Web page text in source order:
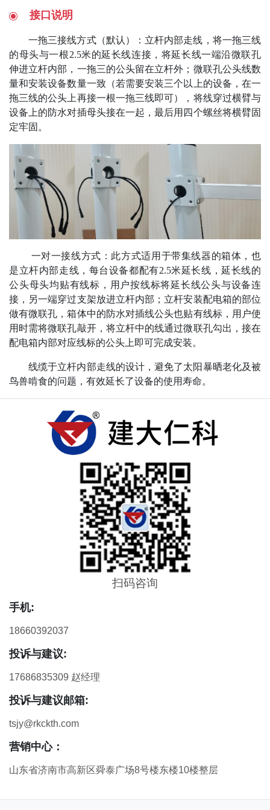
接口说明
一拖三接线方式（默认）：立杆内部走线，将一拖三线
的母头与一根2.5米的延长线连接，将延长线一端沿微联孔
伸进立杆内部，一拖三的公头留在立杆外；微联孔公头线数
量和安装设备数量一致（若需要安装三个以上的设备，在一
拖三线的公头上再接一根一拖三线即可），将线穿过横臂与
设备上的防水对插母头接在一起，最后用四个螺丝将横臂固
定牢固。
一对一接线方式：此方式适用于带集线器的箱体，也
是立杆内部走线，每台设备都配有2.5米延长线，延长线的
公头母头均贴有线标，用户按线标将延长线公头与设备连
接，另一端穿过支架放进立杆内部；立杆安装配电箱的部位
做有微联孔，箱体中的防水对插线公头也贴有线标，用户使
用时需将微联孔敲开，将立杆中的线通过微联孔勾出，接在
配电箱内部对应线标的公头上即可完成安装。
线缆于立杆内部走线的设计，避免了太阳暴晒老化及被
鸟兽啃食的问题，有效延长了设备的使用寿命。
扫码咨询
手机:
18660392037
投诉与建议:
17686835309 赵经理
投诉与建议邮箱:
tsjy@rkckth.com
营销中心：
山东省济南市高新区舜泰广场8号楼东楼10楼整层